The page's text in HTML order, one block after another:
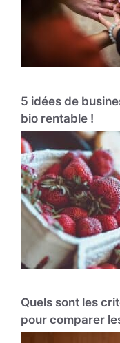
5 idées de
bio rentable !
Quels sont les
pour comparer